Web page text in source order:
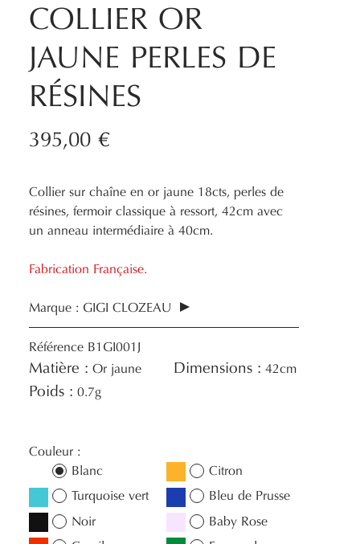
COLLIER OR
JAUNE PERLES DE
RÉSINES
395,00 €
Collier sur chaîne en or jaune 18cts, perles de
résines, fermoir classique à ressort, 42cm avec
un anneau intermédiaire à 40cm.
Fabrication Française.
Marque : GIGI CLOZEAU
Référence B1GI001J
Matière : Or jaune Dimensions : 42cm
Poids : 0.7g
Couleur :
Blanc
Citron
Turquoise vert
Bleu de Prusse
Noir
Baby Rose